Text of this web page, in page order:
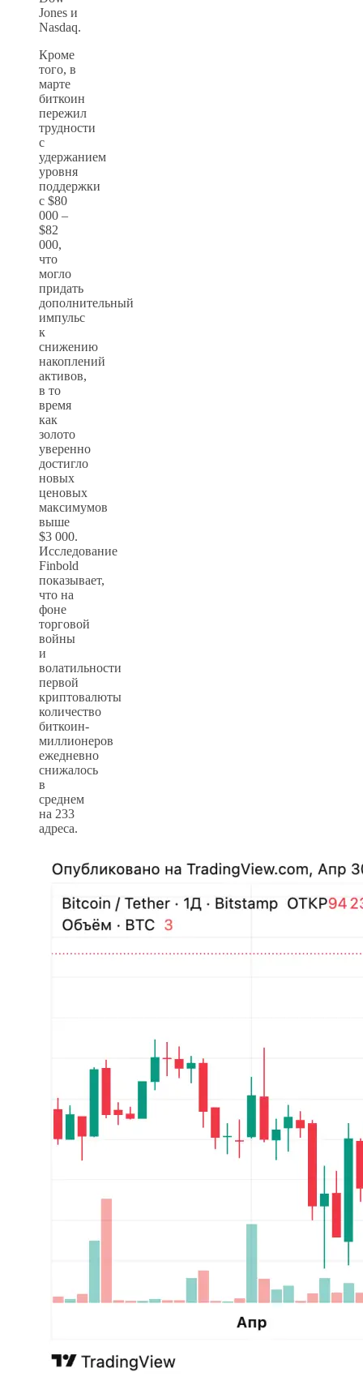
Jones и
Nasdaq.
Кроме
того, в
марте
биткоин
пережил
трудности
с
удержанием
уровня
поддержки
с $80
000 –
$82
000,
что
могло
придать
дополнительный
импульс
к
снижению
накоплений
активов,
в то
время
как
золото
уверенно
достигло
новых
ценовых
максимумов
выше
$3 000.
Исследование
Finbold
показывает,
что на
фоне
торговой
войны
и
волатильности
первой
криптовалюты
количество
биткоин-
миллионеров
ежедневно
снижалось
в
среднем
на 233
адреса.